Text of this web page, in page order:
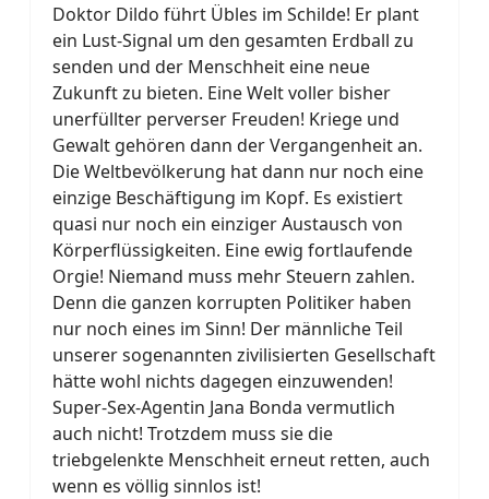
Doktor Dildo führt Übles im Schilde! Er plant
ein Lust-Signal um den gesamten Erdball zu
senden und der Menschheit eine neue
Zukunft zu bieten. Eine Welt voller bisher
unerfüllter perverser Freuden! Kriege und
Gewalt gehören dann der Vergangenheit an.
Die Weltbevölkerung hat dann nur noch eine
einzige Beschäftigung im Kopf. Es existiert
quasi nur noch ein einziger Austausch von
Körperflüssigkeiten. Eine ewig fortlaufende
Orgie! Niemand muss mehr Steuern zahlen.
Denn die ganzen korrupten Politiker haben
nur noch eines im Sinn! Der männliche Teil
unserer sogenannten zivilisierten Gesellschaft
hätte wohl nichts dagegen einzuwenden!
Super-Sex-Agentin Jana Bonda vermutlich
auch nicht! Trotzdem muss sie die
triebgelenkte Menschheit erneut retten, auch
wenn es völlig sinnlos ist!